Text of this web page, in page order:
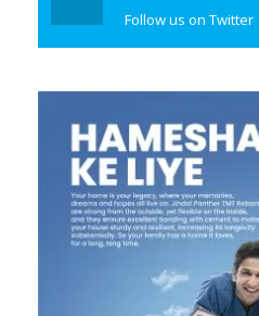
Follow us on Twitter